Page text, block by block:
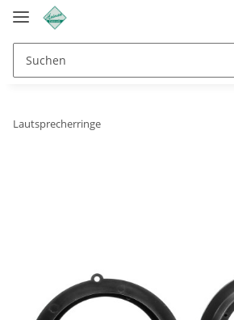
Lautsprecherringe